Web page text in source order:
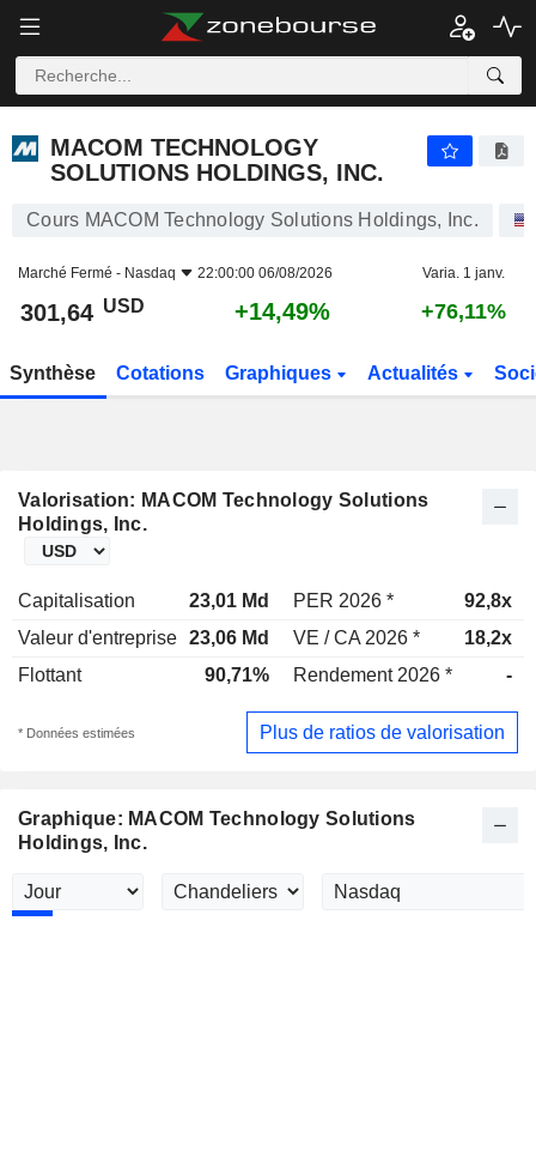
MACOM TECHNOLOGY
SOLUTIONS HOLDINGS, INC.
Cours MACOM Technology Solutions Holdings, Inc.
Marché Fermé - Nasdaq 22:00:00 06/08/2026 Varia. 1 janv.
301,64 USD +14,49% +76,11%
Synthèse Cotations Graphiques Actualités
Valorisation: MACOM Technology Solutions
Holdings, Inc.
Capitalisation 23,01 Md PER 2026 *
92,8x
Valeur d'entreprise 23,06 Md VE / CA 2026 *
18,2x
Flottant
90,71% Rendement 2026 * -
* Données estimées Plus de ratios de valorisation
Graphique: MACOM Technology Solutions
Holdings, Inc.